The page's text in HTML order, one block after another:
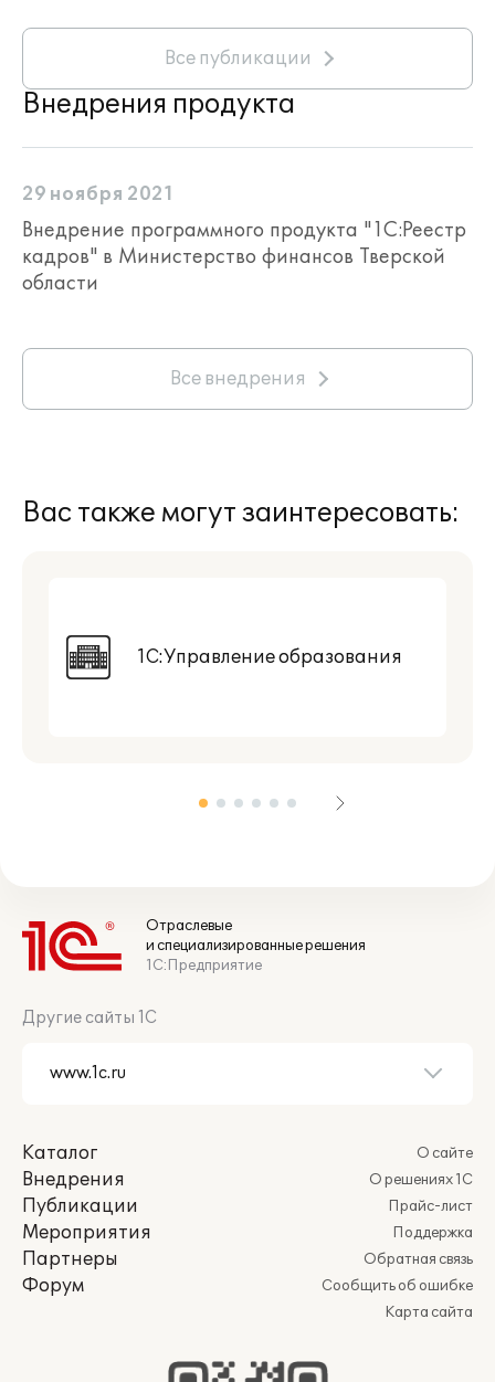
Все публикации
Внедрения продукта
29 ноября 2021
Внедрение программного продукта "1С:Реестр
кадров" в Министерство финансов Тверской
области
Все внедрения
Вас также могут заинтересовать:
1С:Управление образования
Отраслевые
и специализированные решения
1С:Предприятие
Другие сайты 1С
Каталог
Внедрения
Публикации
Мероприятия
Партнеры
Форум
О сайте
О решениях 1С
Прайс-лист
Поддержка
Обратная связь
Сообщить об ошибке
Карта сайта